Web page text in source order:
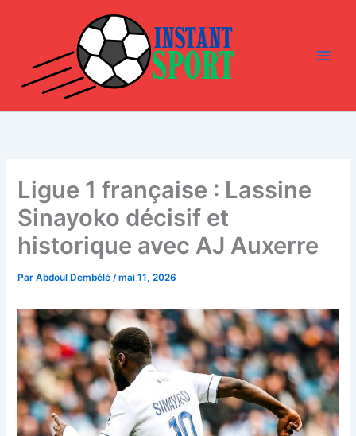
Ligue 1 française : Lassine
Sinayoko décisif et
historique avec AJ Auxerre
ParAbdoul Dembélé/mai 11, 2026